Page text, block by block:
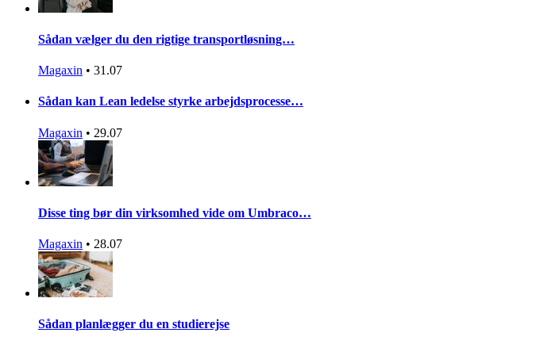
Sådan vælger du den rigtige transportløsning…
Magaxin • 31.07
Sådan kan Lean ledelse styrke arbejdsprocesse…
Magaxin • 29.07
Disse ting bør din virksomhed vide om Umbraco…
Magaxin • 28.07
Sådan planlægger du en studierejse